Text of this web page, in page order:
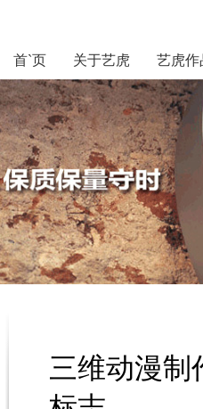
首`页 关于艺虎 艺虎作
三维动漫制